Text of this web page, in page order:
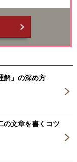
解」の深め方
の文章を書くコツ